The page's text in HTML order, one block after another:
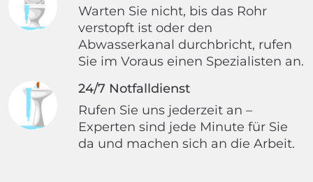
Warten Sie nicht, bis das Rohr
verstopft ist oder den
Abwasserkanal durchbricht, rufen
Sie im Voraus einen Spezialisten an.
24/7 Notfalldienst
Rufen Sie uns jederzeit an –
Experten sind jede Minute für Sie
da und machen sich an die Arbeit.